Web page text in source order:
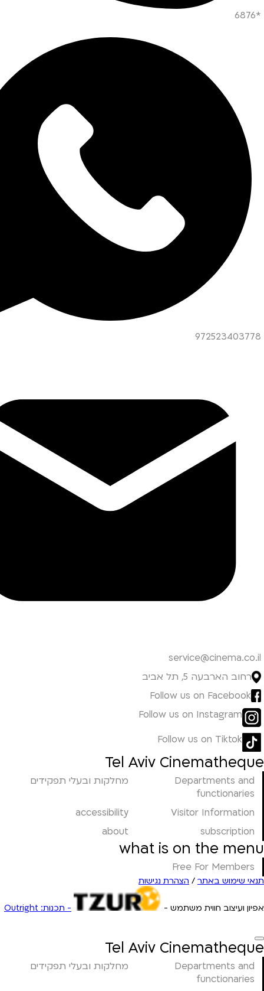
*6876
972523403778
service@cinema.co.il
רחוב הארבעה 5, תל אביב
Follow us on Facebook
Follow us on Instagram
Follow us on Tiktok
Tel Aviv Cinematheque
Departments and
functionaries
מחלקות ובעלי תפקידים
Visitor Information
accessibility
subscription
about
what is on the menu
Free For Members
תנאי שימוש באתר / הצהרת נגישות
אפיון ועיצוב חווית משתמש - - תכנות: Outright
Tel Aviv Cinematheque
Departments and
functionaries
מחלקות ובעלי תפקידים